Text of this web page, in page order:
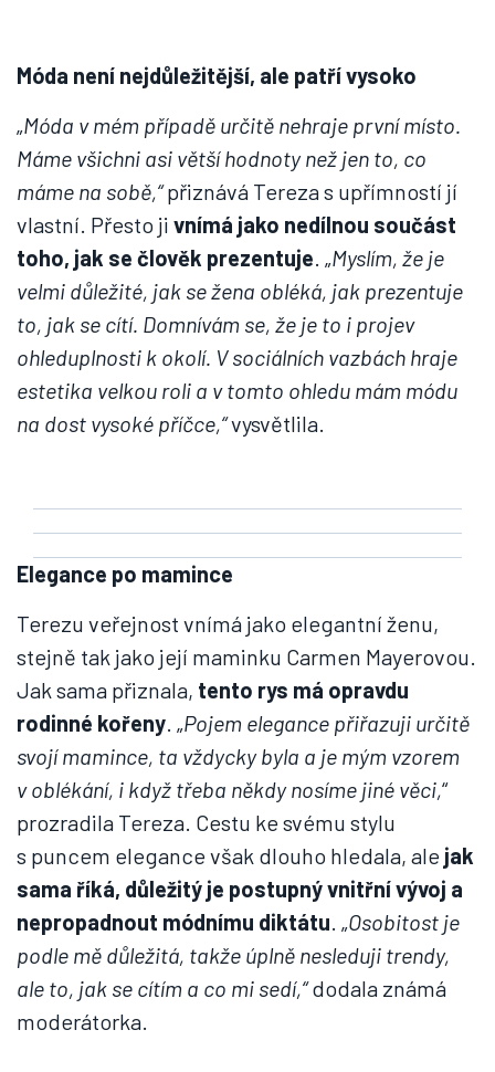
Móda není nejdůležitější, ale patří vysoko
„Móda v mém případě určitě nehraje první místo.
Máme všichni asi větší hodnoty než jen to, co
máme na sobě,“přiznává Tereza s upřímností jí
vlastní. Přesto ji vnímá jako nedílnou součást
toho, jak se člověk prezentuje. „Myslím, že je
velmi důležité, jak se žena obléká, jak prezentuje
to, jak se cítí. Domnívám se, že je to i projev
ohleduplnosti k okolí. V sociálních vazbách hraje
estetika velkou roli a v tomto ohledu mám módu
na dost vysoké příčce,“vysvětlila.
Elegance po mamince
Terezu veřejnost vnímá jako elegantní ženu,
stejně tak jako její maminku Carmen Mayerovou.
Jak sama přiznala, tento rys má opravdu
rodinné kořeny. „Pojem elegance přiřazuji určitě
svojí mamince, ta vždycky byla a je mým vzorem
v oblékání, i když třeba někdy nosíme jiné věci,“
prozradila Tereza. Cestu ke svému stylu
s puncem elegance však dlouho hledala, ale jak
sama říká, důležitý je postupný vnitřní vývoj a
nepropadnout módnímu diktátu. „Osobitost je
podle mě důležitá, takže úplně nesleduji trendy,
ale to, jak se cítím a co mi sedí,“dodala známá
moderátorka.